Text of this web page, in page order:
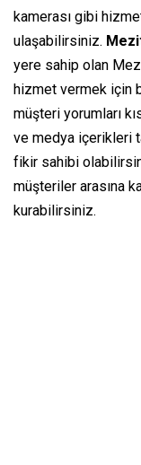
kamerası gibi
ulaşabilirsiniz.
yere sahip olan
hizmet vermek için
müşteri yorumları
ve medya içerikleri
fikir sahibi
müşteriler arasına
kurabilirsiniz.